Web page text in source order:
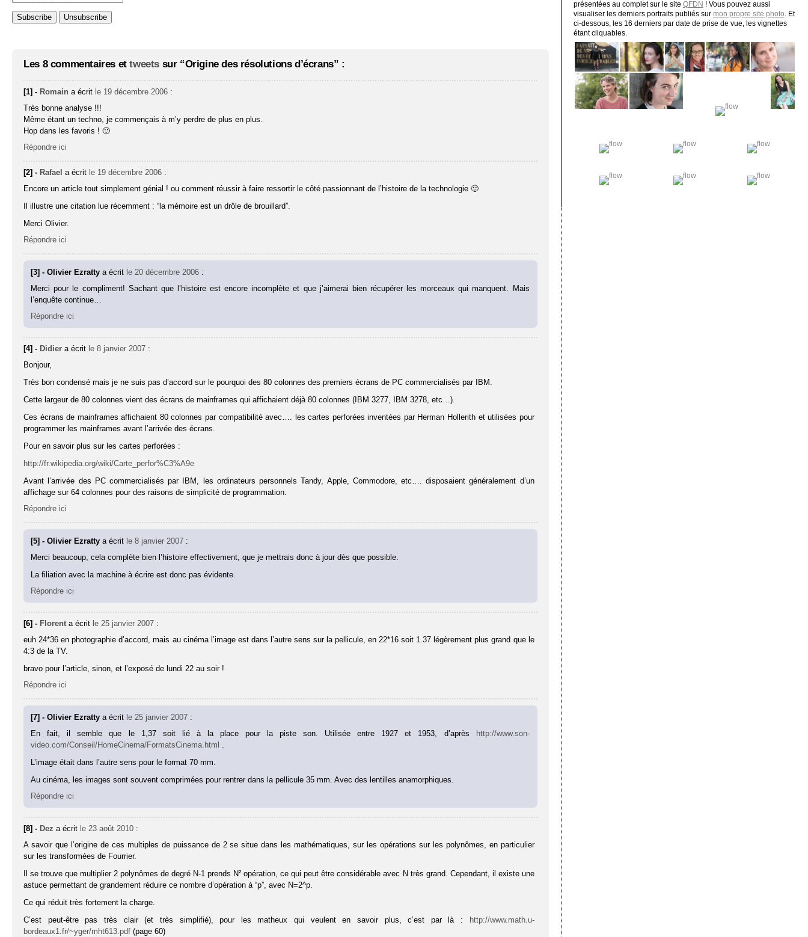
Les 8 commentaires ettweets sur “Origine des résolutions d’écrans” :
[1] - Romain a écrit le 19 décembre 2006 :
Très bonne analyse !!!
Même étant un techno, je commençais à m’y perdre de plus en plus.
Hop dans les favoris ! 🙂
Répondre ici
[2] - Rafael a écrit le 19 décembre 2006 :
Encore un article tout simplement génial ! ou comment réussir à faire ressortir le côté passionnant de l’histoire de la technologie 🙂
Il illustre une citation lue récemment : “la mémoire est un drôle de brouillard”.
Merci Olivier.
Répondre ici
[3] - Olivier Ezrattya écrit le 20 décembre 2006 :
Merci pour le compliment! Sachant que l’histoire est encore incomplète et que j’aimerai bien récupérer les morceaux qui manquent. Mais
l’enquête continue…
Répondre ici
[4] - Didier a écrit le 8 janvier 2007 :
Bonjour,
Très bon condensé mais je ne suis pas d’accord sur le pourquoi des 80 colonnes des premiers écrans de PC commercialisés par IBM.
Cette largeur de 80 colonnes vient des écrans de mainframes qui affichaient déjà 80 colonnes (IBM 3277, IBM 3278, etc…).
Ces écrans de mainframes affichaient 80 colonnes par compatibilité avec…. les cartes perforées inventées par Herman Hollerith et utilisées pour
programmer les mainframes avant l’arrivée des écrans.
Pour en savoir plus sur les cartes perforées :
http://fr.wikipedia.org/wiki/Carte_perfor%C3%A9e
Avant l’arrivée des PC commercialisés par IBM, les ordinateurs personnels Tandy, Apple, Commodore, etc…. disposaient généralement d’un
affichage sur 64 colonnes pour des raisons de simplicité de programmation.
Répondre ici
[5] - Olivier Ezrattya écrit le 8 janvier 2007 :
Merci beaucoup, cela complète bien l’histoire effectivement, que je mettrais donc à jour dès que possible.
La filiation avec la machine à écrire est donc pas évidente.
Répondre ici
[6] - Florent a écrit le 25 janvier 2007 :
euh 24*36 en photographie d’accord, mais au cinéma l’image est dans l’autre sens sur la pellicule, en 22*16 soit 1.37 légèrement plus grand que le
4:3 de la TV.
bravo pour l’article, sinon, et l’exposé de lundi 22 au soir !
Répondre ici
[7] - Olivier Ezrattya écrit le 25 janvier 2007 :
En fait, il semble que le 1,37 soit lié à la place pour la piste son. Utilisée entre 1927 et 1953, d’après
http://www.son-
video.com/Conseil/HomeCinema/FormatsCinema.html .
L’image était dans l’autre sens pour le format 70 mm.
Au cinéma, les images sont souvent comprimées pour rentrer dans la pellicule 35 mm. Avec des lentilles anamorphiques.
Répondre ici
[8] - Dez a écrit le 23 août 2010 :
A savoir que l’origine de ces multiples de puissance de 2 se situe dans les mathématiques, sur les opérations sur les polynômes, en particulier
sur les transformées de Fourrier.
Il se trouve que multiplier 2 polynômes de degré N-1 prends N² opération, ce qui peut être considérable avec N très grand. Cependant, il existe une
astuce permettant de grandement réduire ce nombre d’opération à “p”, avec N=2^p.
Ce qui réduit très fortement la charge.
C’est peut-être pas très clair (et très simplifié), pour les matheux qui veulent en savoir plus, c’est par là :
http://www.math.u-
bordeaux1.fr/~yger/mht613.pdf (page 60)
présentées au complet sur le site QFDN ! Vous pouvez aussi
visualiser les derniers portraits publiés sur mon propre site photo. Et
ci-dessous, les 16 derniers par date de prise de vue, les vignettes
étant cliquables.